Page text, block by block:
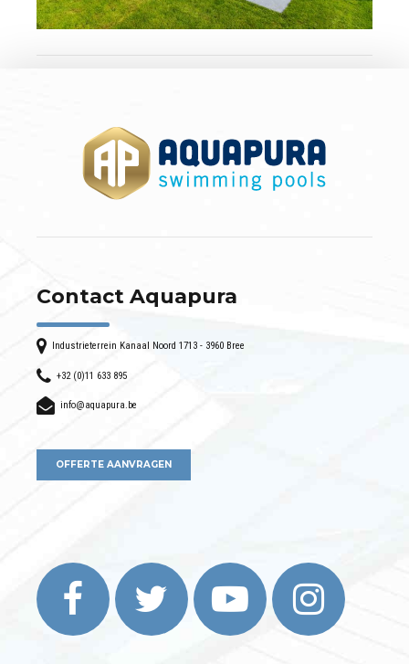
Contact Aquapura
Industrieterrein Kanaal Noord 1713 - 3960 Bree
+32 (0)11 633 895
info@aquapura.be
OFFERTE AANVRAGEN